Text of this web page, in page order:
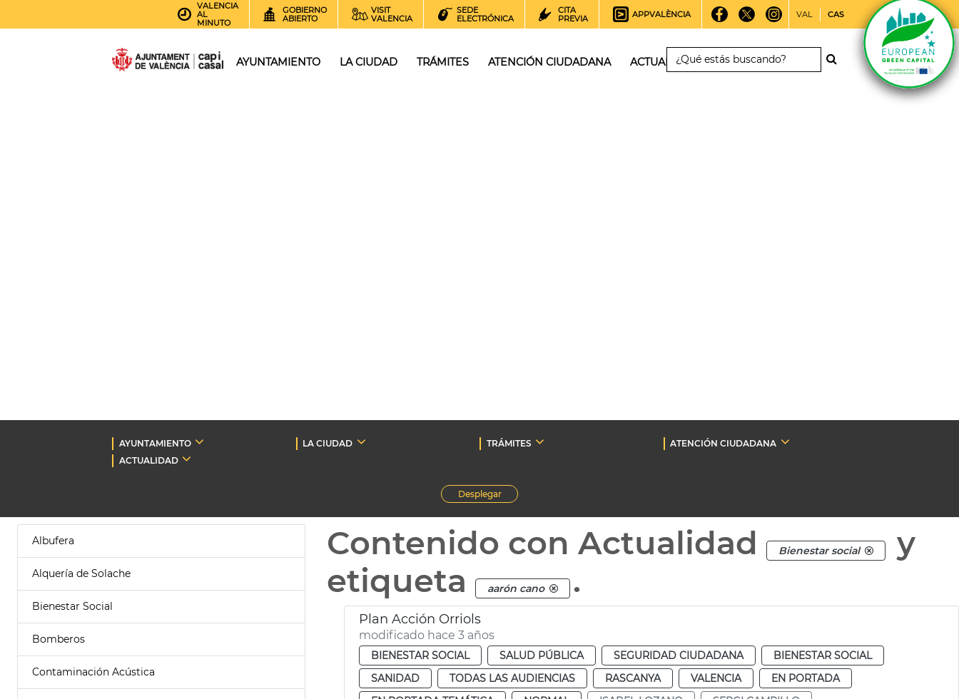
VALENCIA
AL
MINUTO
GOBIERNO
ABIERTO
VISIT
VALENCIA
SEDE
ELECTRÓNICA
CITA
PREVIA
APPVALÈNCIA VAL CAS
AYUNTAMIENTO LA CIUDAD TRÁMITES ATENCIÓN CIUDADANA ACTUALIDAD
AYUNTAMIENTO LA CIUDAD TRÁMITES
ATENCIÓN CIUDADANA
ACTUALIDAD
Desplegar
Albufera
Alquería de Solache
Bienestar Social
Bomberos
Contaminación Acústica
Contenido con Actualidad Bienestar social
y
etiqueta
aarón cano .
Plan Acción Orriols
modificado hace 3 años
BIENESTAR SOCIAL SALUD PÚBLICA SEGURIDAD CIUDADANA
BIENESTAR SOCIAL
SANIDAD
TODAS LAS AUDIENCIAS RASCANYA VALENCIA
EN PORTADA